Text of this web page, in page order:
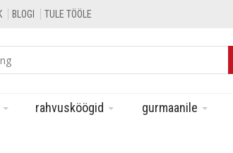
BLOGI TULE TÖÖLE
rahvusköögid gurmaanile